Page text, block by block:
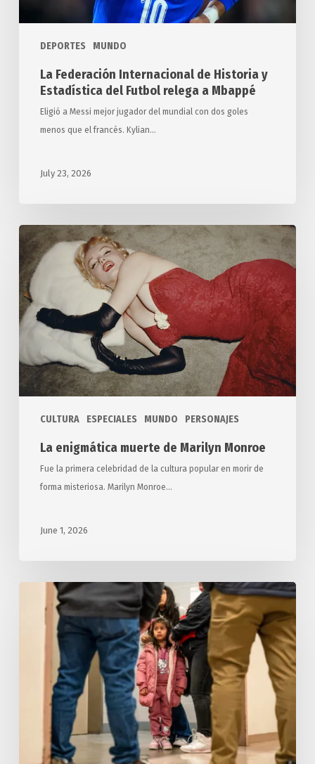
DEPORTES MUNDO
Mbappé
La Federación Internacional de Historia y
Estadística del Futbol relega a Mbappé
Eligió a Messi mejor jugador del mundial con dos goles
menos que el francés. Kylian…
July 23, 2026
CULTURA ESPECIALES MUNDO PERSONAJES
La
enigmática
muerte
de
Marilyn
Monroe
La enigmática muerte de Marilyn Monroe
Fue la primera celebridad de la cultura popular en morir de
forma misteriosa. Marilyn Monroe…
June 1, 2026
migrantes